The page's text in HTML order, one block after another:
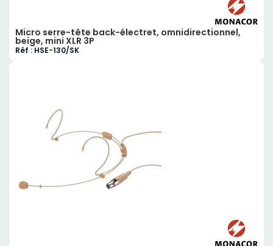
Micro serre-tête back-électret, omnidirectionnel,
beige, mini XLR 3P
Réf : HSE-130/SK